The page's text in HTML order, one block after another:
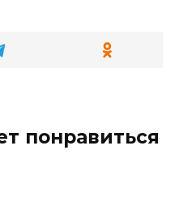
понравиться